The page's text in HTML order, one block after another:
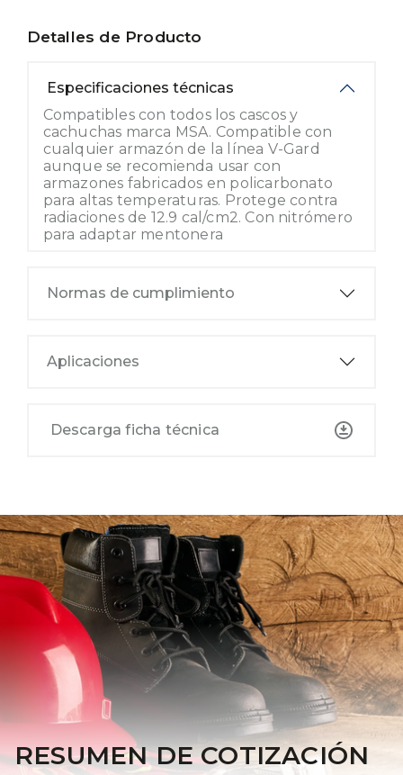
Detalles de Producto
Especificaciones técnicas
Compatibles con todos los cascos y
cachuchas marca MSA. Compatible con
cualquier armazón de la línea V-Gard
aunque se recomienda usar con
armazones fabricados en policarbonato
para altas temperaturas. Protege contra
radiaciones de 12.9 cal/cm2. Con nitrómero
para adaptar mentonera
Normas de cumplimiento
Aplicaciones
Descarga ficha técnica
RESUMEN DE COTIZACIÓN